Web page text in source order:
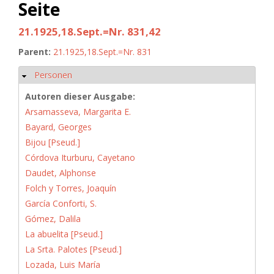
Seite
21.1925,18.Sept.=Nr. 831,42
Parent: 21.1925,18.Sept.=Nr. 831
Hide
Personen
Autoren dieser Ausgabe:
Arsamasseva, Margarita E.
Bayard, Georges
Bijou [Pseud.]
Córdova Iturburu, Cayetano
Daudet, Alphonse
Folch y Torres, Joaquín
García Conforti, S.
Gómez, Dalila
La abuelita [Pseud.]
La Srta. Palotes [Pseud.]
Lozada, Luis María